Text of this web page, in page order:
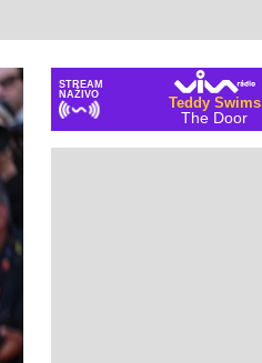
STREAM
NAŽIVO
Teddy Swims
The Door